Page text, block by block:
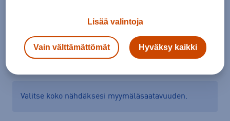
Tarkista saatavuus ja tilaa myymälästä
Valitse koko nähdäksesi myymäläsaatavuuden.
Lisää valintoja
Vain välttämättömät Hyväksy kaikki